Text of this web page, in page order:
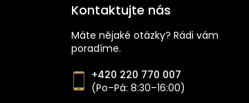
Kontaktujte nás
Máte nějaké otázky? Rádi vám
poradíme.
+420 220 770 007
(Po–Pá: 8:30–16:00)